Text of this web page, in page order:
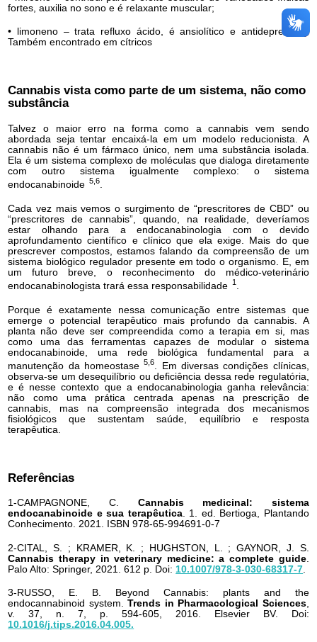
fortes, auxilia no sono e é relaxante muscular;
• limoneno – trata refluxo ácido, é ansiolítico e antidepressivo.
Também encontrado em cítricos
Cannabis vista como parte de um sistema, não como
substância
Talvez o maior erro na forma como a cannabis vem sendo
abordada seja tentar encaixá-la em um modelo reducionista. A
cannabis não é um fármaco único, nem uma substância isolada.
Ela é um sistema complexo de moléculas que dialoga diretamente
com outro sistema igualmente complexo: o sistema
endocanabinoide 5,6.
Cada vez mais vemos o surgimento de “prescritores de CBD” ou
“prescritores de cannabis”, quando, na realidade, deveríamos
estar olhando para a endocanabinologia com o devido
aprofundamento científico e clínico que ela exige. Mais do que
prescrever compostos, estamos falando da compreensão de um
sistema biológico regulador presente em todo o organismo. E, em
um futuro breve, o reconhecimento do médico-veterinário
endocanabinologista trará essa responsabilidade 1.
Porque é exatamente nessa comunicação entre sistemas que
emerge o potencial terapêutico mais profundo da cannabis. A
planta não deve ser compreendida como a terapia em si, mas
como uma das ferramentas capazes de modular o sistema
endocanabinoide, uma rede biológica fundamental para a
manutenção da homeostase 5,6. Em diversas condições clínicas,
observa-se um desequilíbrio ou deficiência dessa rede regulatória,
e é nesse contexto que a endocanabinologia ganha relevância:
não como uma prática centrada apenas na prescrição de
cannabis, mas na compreensão integrada dos mecanismos
fisiológicos que sustentam saúde, equilíbrio e resposta
terapêutica.
Referências
1-CAMPAGNONE, C. Cannabis medicinal: sistema
endocanabinoide e sua terapêutica. 1. ed. Bertioga, Plantando
Conhecimento. 2021. ISBN 978-65-994691-0-7
2-CITAL, S. ; KRAMER, K. ; HUGHSTON, L. ; GAYNOR, J. S.
Cannabis therapy in veterinary medicine: a complete guide.
Palo Alto: Springer, 2021. 612 p. Doi: 10.1007/978-3-030-68317-7
3-RUSSO, E. B. Beyond Cannabis: plants and the
endocannabinoid system.Trends in Pharmacological Sciences,
v. 37, n. 7, p. 594-605, 2016. Elsevier BV. Doi:
10.1016/j.tips.2016.04.005.